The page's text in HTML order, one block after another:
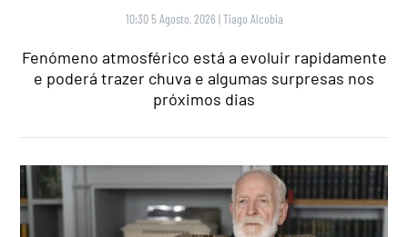
10:30 5 Agosto, 2026 |Tiago Alcobia
Fenómeno atmosférico está a evoluir rapidamente
e poderá trazer chuva e algumas surpresas nos
próximos dias